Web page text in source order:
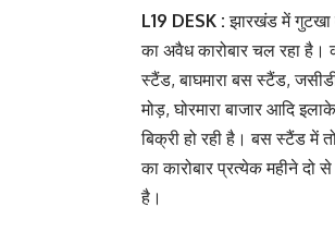
L19 DESK :झारखंड में गुटखा
का अवैध कारोबार चल रहा है।
स्टैंड, बाघमारा बस स्टैंड,
मोड़, घोरमारा बाजार आदि
बिक्री हो रही है। बस स्टैंड में
का कारोबार प्रत्येक महीने
है।